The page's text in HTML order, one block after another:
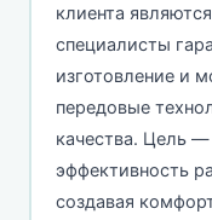
клиента
специалисты
изготовление и
передовые
качества. Цель
эффективность
создавая